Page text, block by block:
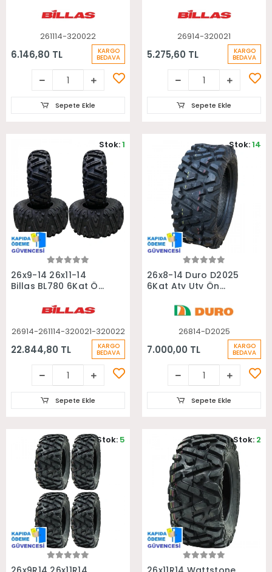
261114-320022
6.146,80 TL KARGO
BEDAVA
Sepete Ekle
26914-320021
5.275,60 TL KARGO
BEDAVA
Sepete Ekle
Sepete Ekle
26x9-14 26x11-14
Billas BL780 6Kat Ön
26914-261114-320021-320022
22.844,80 TL KARGO
BEDAVA
Stok:1
Sepete Ekle
Sepete Ekle
26x8-14 Duro D2025
6Kat Atv Utv Ön
26814-D2025
7.000,00 TL KARGO
BEDAVA
Stok:14
Sepete Ekle
Sepete Ekle
Stok: 5
Sepete Ekle
Stok: 2